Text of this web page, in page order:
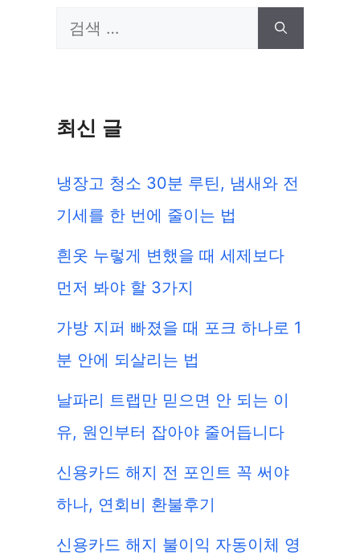
검
최신 글
냉장고 청소 30분 루틴, 냄새와 전
기세를 한 번에 줄이는 법
흰옷 누렇게 변했을 때 세제보다
먼저 봐야 할 3가지
가방 지퍼 빠졌을 때 포크 하나로 1
분 안에 되살리는 법
날파리 트랩만 믿으면 안 되는 이
유, 원인부터 잡아야 줄어듭니다
신용카드 해지 전 포인트 꼭 써야
하나, 연회비 환불후기
신용카드 해지 불이익 자동이체 영